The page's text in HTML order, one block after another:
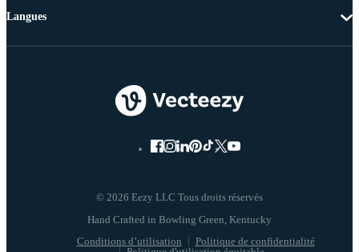
© 2026 Eezy LLC Tous droits réservés
Conditions d’utilisation
Politique de confidentialité
Langues